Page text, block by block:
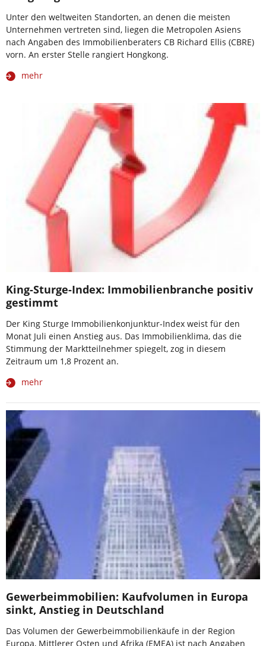
King-Sturge-Index: Immobilienbranche positiv
gestimmt
Der King Sturge Immobilienkonjunktur-Index weist für den
Monat Juli einen Anstieg aus. Das Immobilienklima, das die
Stimmung der Marktteilnehmer spiegelt, zog in diesem
Zeitraum um 1,8 Prozent an.
mehr
Unter den weltweiten Standorten, an denen die meisten
Unternehmen vertreten sind, liegen die Metropolen Asiens
nach Angaben des Immobilienberaters CB Richard Ellis (CBRE)
vorn. An erster Stelle rangiert Hongkong.
mehr
Gewerbeimmobilien: Kaufvolumen in Europa
sinkt, Anstieg in Deutschland
Das Volumen der Gewerbeimmobilienkäufe in der Region
Europa, Mittlerer Osten und Afrika (EMEA) ist nach Angaben